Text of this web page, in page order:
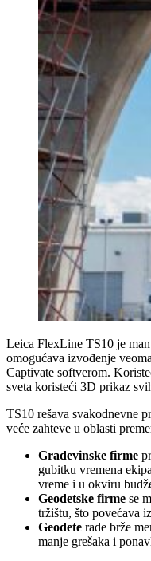
Leica FlexLine TS10 je
omogućava izvođenje
Captivate softverom.
sveta koristeći 3D prikaz
TS10 rešava svakodnevne
veće zahteve u oblasti
Građevinske firme
gubitku vremena
vreme i u okviru
Geodetske firme se
tržištu, što povećava
Geodete rade brže
manje grešaka i